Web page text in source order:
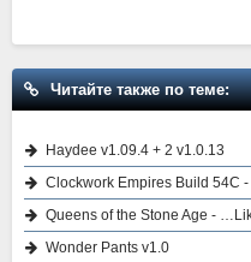
Читайте также по теме:
Haydee v1.09.4 + 2 v1.0.13
Clockwork Empires Build 54C
Queens of the Stone Age -
Wonder Pants v1.0